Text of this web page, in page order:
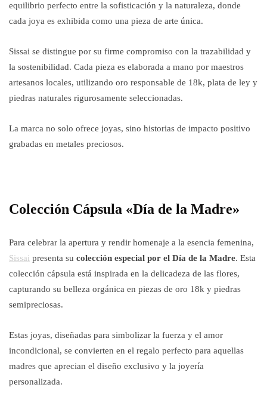
equilibrio perfecto entre la sofisticación y la naturaleza, donde
cada joya es exhibida como una pieza de arte única.
Sissai se distingue por su firme compromiso con la trazabilidad y
la sostenibilidad. Cada pieza es elaborada a mano por maestros
artesanos locales, utilizando oro responsable de 18k, plata de ley y
piedras naturales rigurosamente seleccionadas.
La marca no solo ofrece joyas, sino historias de impacto positivo
grabadas en metales preciosos.
Colección Cápsula «Día de la Madre»
Para celebrar la apertura y rendir homenaje a la esencia femenina,
Sissai presenta su colección especial por el Día de la Madre. Esta
colección cápsula está inspirada en la delicadeza de las flores,
capturando su belleza orgánica en piezas de oro 18k y piedras
semipreciosas.
Estas joyas, diseñadas para simbolizar la fuerza y el amor
incondicional, se convierten en el regalo perfecto para aquellas
madres que aprecian el diseño exclusivo y la joyería
personalizada.